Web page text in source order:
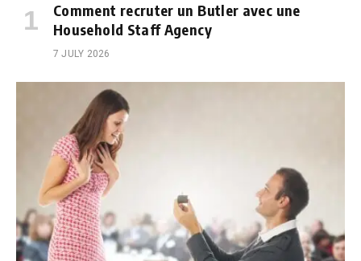
Comment recruter un Butler avec une
Household Staff Agency
7 JULY 2026